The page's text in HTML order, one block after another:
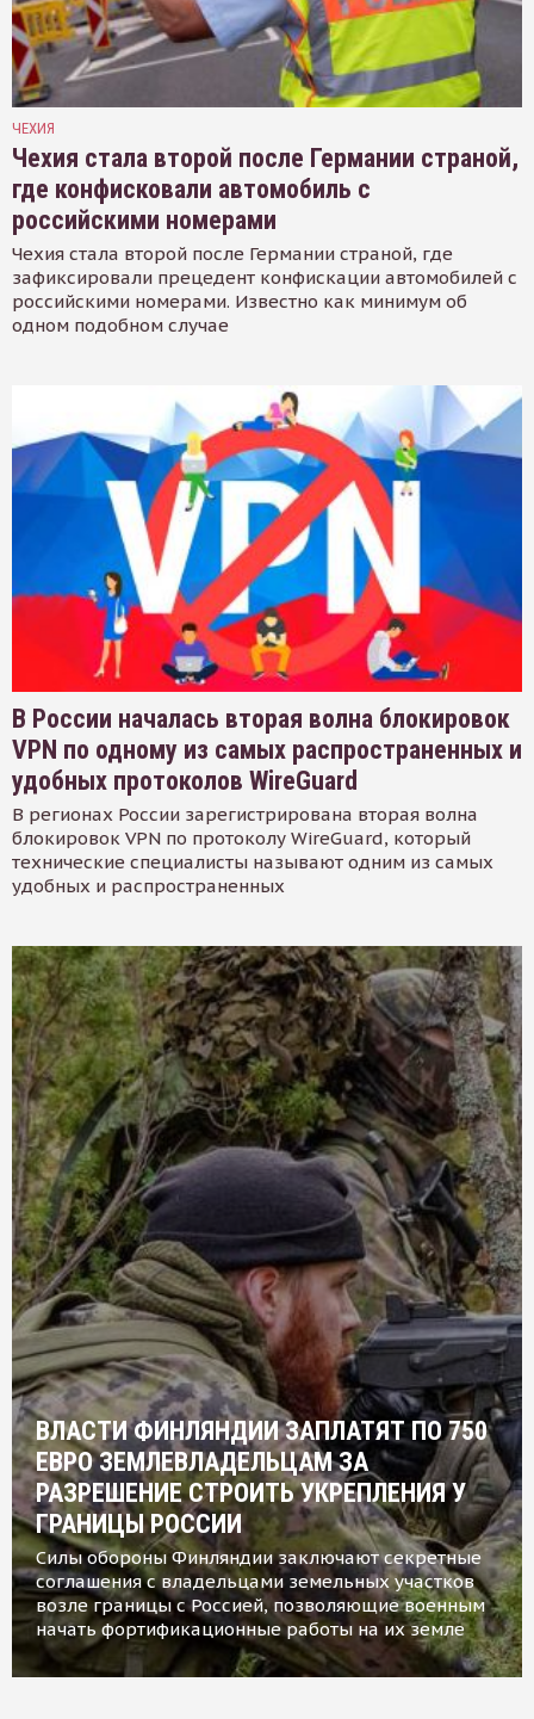
ЧЕХИЯ
Чехия стала второй после Германии страной,
где конфисковали автомобиль с
российскими номерами
Чехия стала второй после Германии страной, где
зафиксировали прецедент конфискации автомобилей с
российскими номерами. Известно как минимум об
одном подобном случае
В России началась вторая волна блокировок
VPN по одному из самых распространенных и
удобных протоколов WireGuard
В регионах России зарегистрирована вторая волна
блокировок VPN по протоколу WireGuard, который
технические специалисты называют одним из самых
удобных и распространенных
ВЛАСТИ ФИНЛЯНДИИ ЗАПЛАТЯТ ПО 750
ЕВРО ЗЕМЛЕВЛАДЕЛЬЦАМ ЗА
РАЗРЕШЕНИЕ СТРОИТЬ УКРЕПЛЕНИЯ У
ГРАНИЦЫ РОССИИ
Силы обороны Финляндии заключают секретные
соглашения с владельцами земельных участков
возле границы с Россией, позволяющие военным
начать фортификационные работы на их земле